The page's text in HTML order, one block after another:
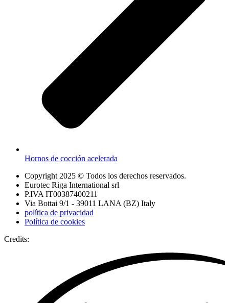
Hornos de cocción acelerada
Copyright 2025 © Todos los derechos reservados.
Eurotec Riga International srl
P.IVA IT00387400211
Via Bottai 9/1 - 39011 LANA (BZ) Italy
política de privacidad
Política de cookies
Credits: